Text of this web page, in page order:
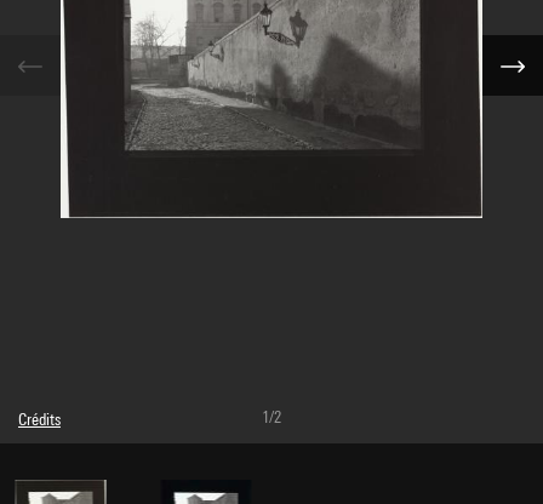
Crédits
© Jan Reich
GrandPalaisRmn
1/2